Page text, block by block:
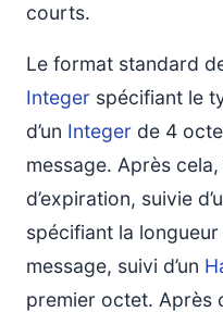
courts.
Le format standard
Integer spécifiant le
d’un Integer de 4
message. Après
d’expiration, suivie
spécifiant la
message, suivi d’un
premier octet. Après